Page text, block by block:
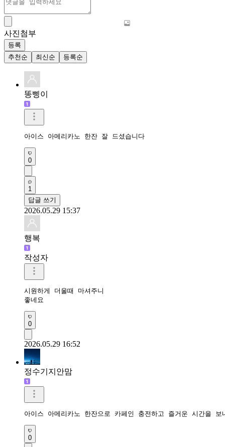
사진첨부
등록
추천순
최신순 등록순
똥삥이
아이스 아메리카노 한잔 잘 드셨습니다
0
1
답글 쓰기
2026.05.29 15:37
행복
작성자
시원하게 더울때 마셔주니
좋네요
0
2026.05.29 16:52
정수기지안맘
아이스 아메리카노 한잔으로 카페인 충전하고 즐거운 시간을
0